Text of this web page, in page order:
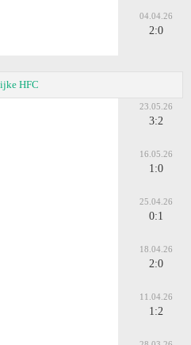
04.04.26
2:0
HFC
23.05.26
3:2
16.05.26
1:0
25.04.26
0:1
18.04.26
2:0
11.04.26
1:2